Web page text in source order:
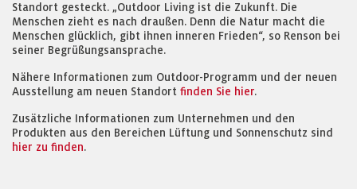
Standort gesteckt. „Outdoor Living ist die Zukunft. Die
Menschen zieht es nach draußen. Denn die Natur macht die
Menschen glücklich, gibt ihnen inneren Frieden“, so Renson bei
seiner Begrüßungsansprache.
Nähere Informationen zum Outdoor-Programm und der neuen
Ausstellung am neuen Standort finden Sie hier.
Zusätzliche Informationen zum Unternehmen und den
Produkten aus den Bereichen Lüftung und Sonnenschutz sind
hier zu finden.